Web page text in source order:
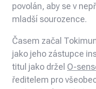
povolán, aby se v
mladší sourozence.
Časem začal
jako jeho zástupce
titul jako držel O-
ředitelem pro